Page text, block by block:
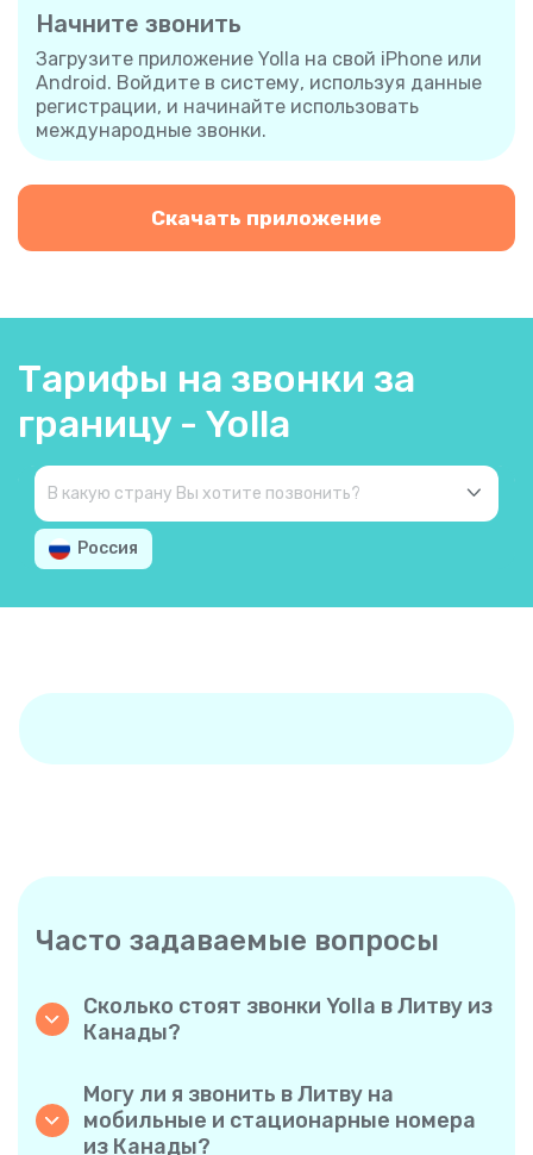
Начните звонить
Загрузите приложение Yolla на свой iPhone или
Android. Войдите в систему, используя данные
регистрации, и начинайте использовать
международные звонки.
Скачать приложение
Тарифы на звонки за
границу - Yolla
Россия
Часто задаваемые вопросы
Сколько стоят звонки Yolla в Литву из
Канады?
актуальными тарифами в приложении —
никаких скрытых комиссий, никаких
Могу ли я звонить в Литву на
мобильные и стационарные номера
из Канады?